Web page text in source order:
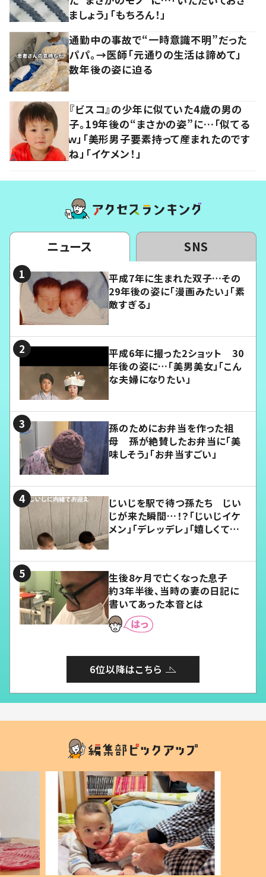
ましょう」「もちろん！」
通勤中の事故で“一時意識不明”だった
パパ。→医師「元通りの生活は諦めて」
数年後の姿に迫る
『ビスコ』の少年に似ていた4歳の男の
子。19年後の“まさかの姿”に…「似てる
ｗ」「美形男子要素持って産まれたのです
ね」「イケメン！」
ニュース SNS
平成7年に生まれた双子…その
29年後の姿に「漫画みたい」「素
敵すぎる」
平成6年に撮った2ショット 30
年後の姿に…「美男美女」「こん
な夫婦になりたい」
孫のためにお弁当を作った祖
母 孫が絶賛したお弁当に「美
味しそう」「お弁当すごい」
じいじを駅で待つ孫たち じい
じが来た瞬間…！？「じいじイケ
メン」「デレッデレ」「嬉しくて可
生後8ヶ月で亡くなった息子
約3年半後、当時の妻の日記に
書いてあった本音とは
6位以降はこちら